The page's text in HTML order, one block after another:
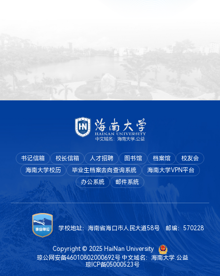
书记信箱 校长信箱 人才招聘 图书馆 档案馆
校友会
海南大学校历
毕业生档案去向查询系统
海南大学VPN平台
办公系统
邮件系统
学校地址：海南省海口市人民大道58号 邮编：570228
Copyright © 2025 HaiNan University
琼公网安备46010802000692号 中文域名：海南大学.公益
琼ICP备05000523号